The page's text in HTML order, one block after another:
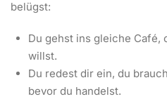
belügst:
Du gehst ins gleiche Café,
willst.
Du redest dir ein, du
bevor du handelst.